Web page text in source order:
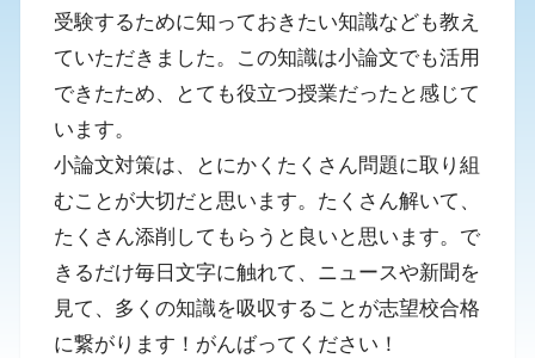
受験するために知っておきたい知識なども教え
ていただきました。この知識は小論文でも活用
できたため、とても役立つ授業だったと感じて
います。
小論文対策は、とにかくたくさん問題に取り組
むことが大切だと思います。たくさん解いて、
たくさん添削してもらうと良いと思います。で
きるだけ毎日文字に触れて、ニュースや新聞を
見て、多くの知識を吸収することが志望校合格
に繋がります！がんばってください！